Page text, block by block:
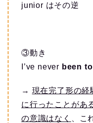
junior はその逆
③動き
I’ve never been to
→ 現在完了形の経
に行ったことがあ
の意識はなく
、こ